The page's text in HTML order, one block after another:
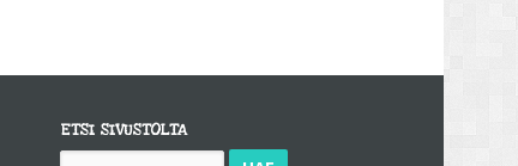
ETSI SIVUSTOLTA